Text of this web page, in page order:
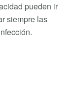
pueden ir
siempre las